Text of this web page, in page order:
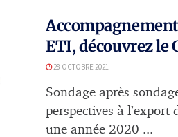
ETI, découvrez le
28 OCTOBRE 2021
Sondage après
perspectives à l’export
une année 2020 ...